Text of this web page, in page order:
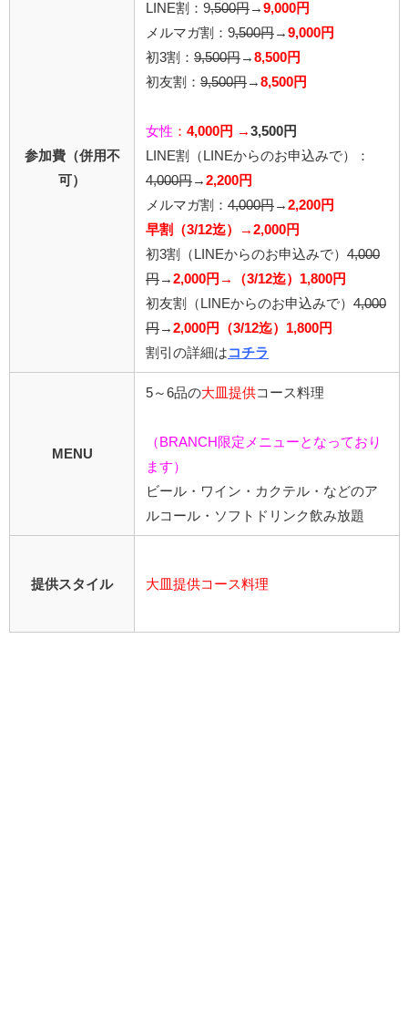
参加費（併用不
可）
LINE割：9,500円 → 9,000円
メルマガ割：9,500円 → 9,000円
初3割： 9,500円 → 8,500円
初友割： 9,500円 → 8,500円
女性 ： 4,000円 → 3,500円
LINE割
（LINEからのお申込みで）
：
4,000円 → 2,200円
メルマガ割： 4,000円 → 2,200円
早割（3/12迄）→2,000円
初3割（LINEからのお申込みで） 4,000
円 → 2,000円→（3/12迄）1,800円
初友割（LINEからのお申込みで） 4,000
円 → 2,000円（3/12迄）1,800円
割引の詳細は コチラ
MENU
5～6品の大皿提供コース料理
（BRANCH限定メニューとなっており
ます）
ビール・ワイン・カクテル・などのア
ルコール・ソフトドリンク飲み放題
提供スタイル 大皿提供コース料理